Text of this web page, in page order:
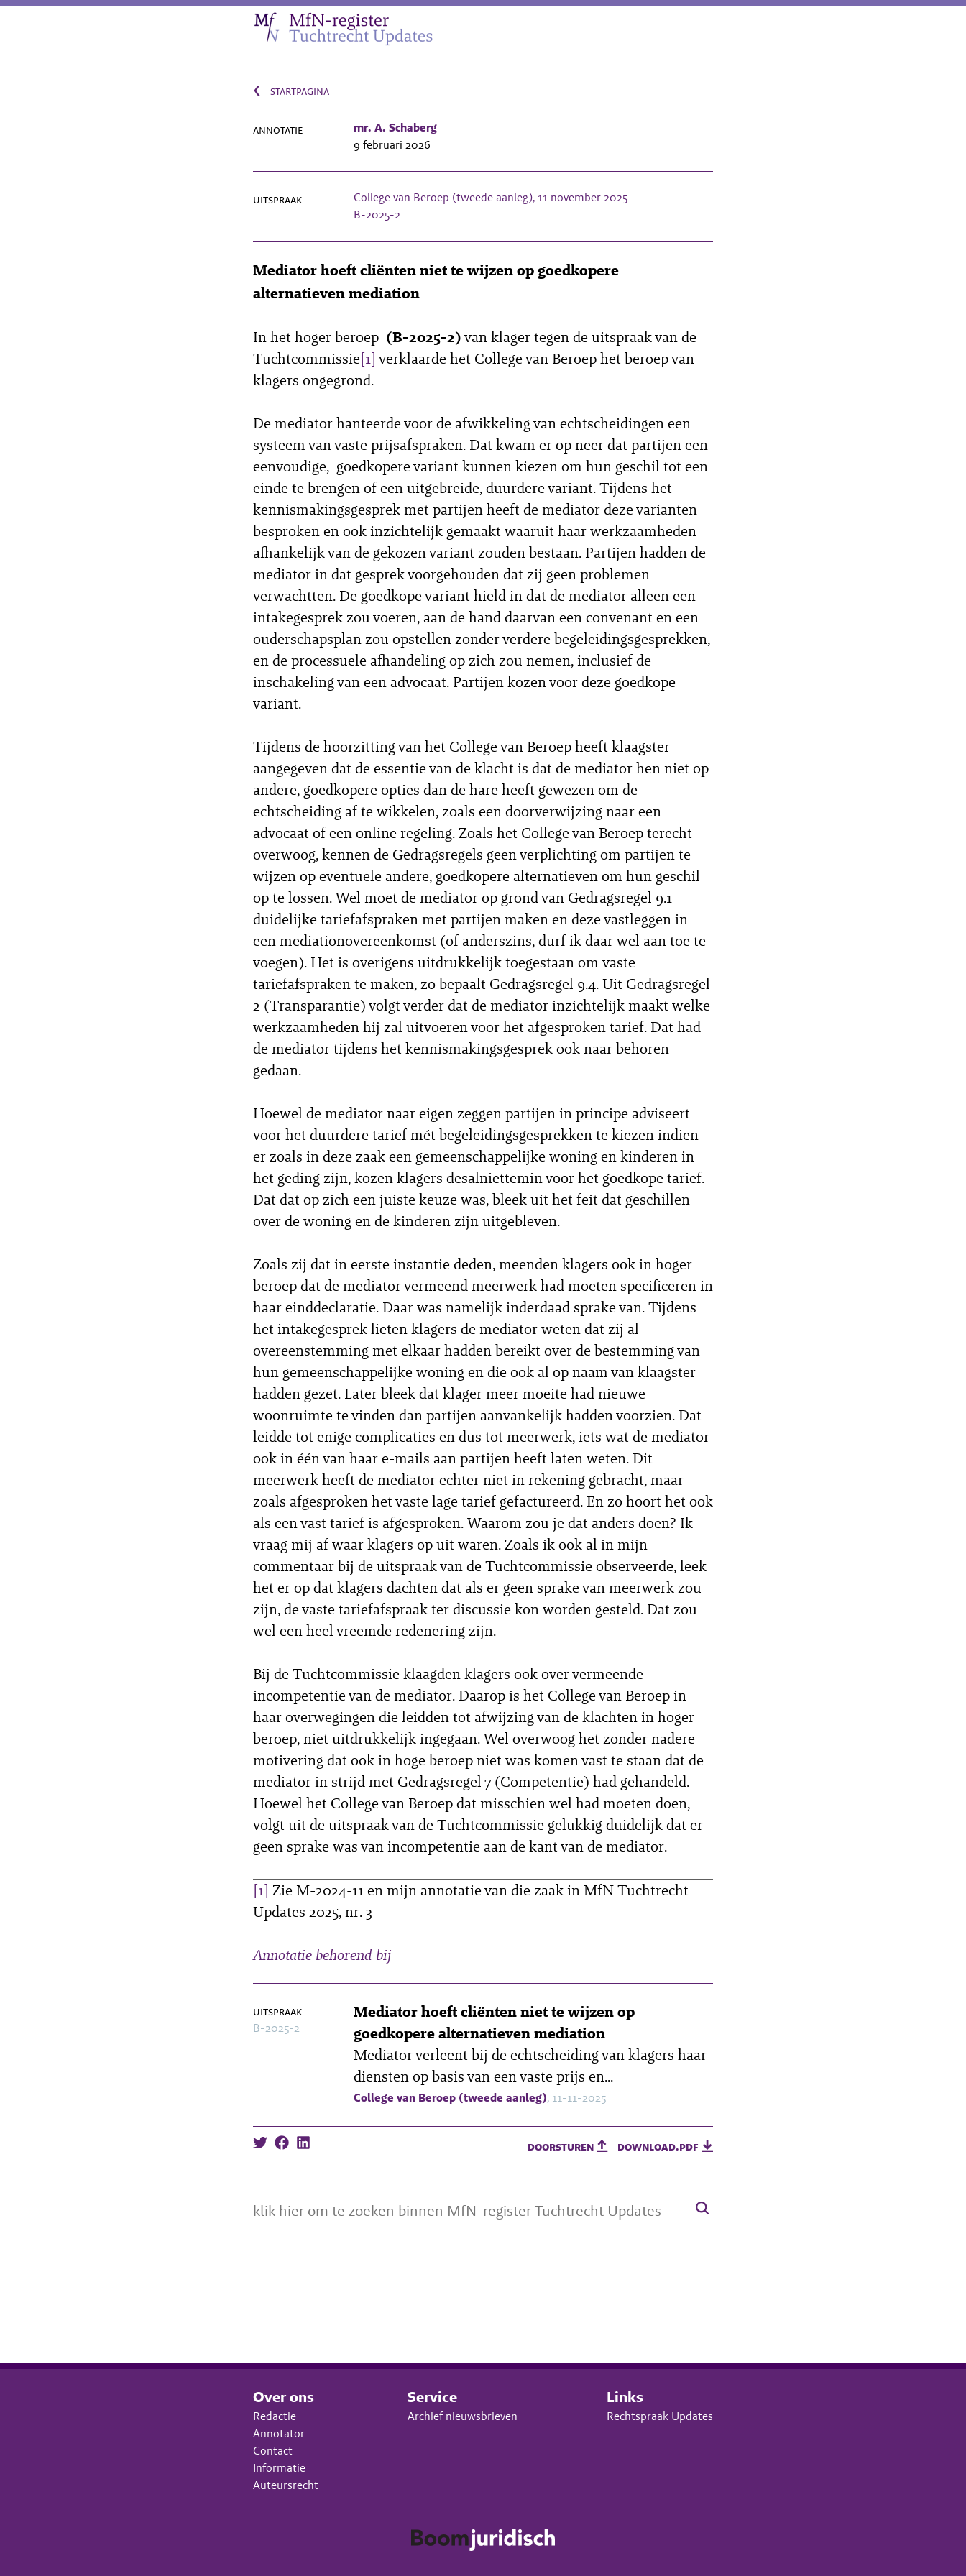
‹ startpagina
annotatie
mr. A. Schaberg
9 februari 2026
uitspraak
College van Beroep (tweede aanleg), 11 november 2025
B-2025-2
Mediator hoeft cliënten niet te wijzen op goedkopere
alternatieven mediation
In het hoger beroep (B-2025-2)van klager tegen de uitspraak van de
Tuchtcommissie[1] verklaarde het College van Beroep het beroep van
klagers ongegrond.
De mediator hanteerde voor de afwikkeling van echtscheidingen een
systeem van vaste prijsafspraken. Dat kwam er op neer dat partijen een
eenvoudige, goedkopere variant kunnen kiezen om hun geschil tot een
einde te brengen of een uitgebreide, duurdere variant. Tijdens het
kennismakingsgesprek met partijen heeft de mediator deze varianten
besproken en ook inzichtelijk gemaakt waaruit haar werkzaamheden
afhankelijk van de gekozen variant zouden bestaan. Partijen hadden de
mediator in dat gesprek voorgehouden dat zij geen problemen
verwachtten. De goedkope variant hield in dat de mediator alleen een
intakegesprek zou voeren, aan de hand daarvan een convenant en een
ouderschapsplan zou opstellen zonder verdere begeleidingsgesprekken,
en de processuele afhandeling op zich zou nemen, inclusief de
inschakeling van een advocaat. Partijen kozen voor deze goedkope
variant.
Tijdens de hoorzitting van het College van Beroep heeft klaagster
aangegeven dat de essentie van de klacht is dat de mediator hen niet op
andere, goedkopere opties dan de hare heeft gewezen om de
echtscheiding af te wikkelen, zoals een doorverwijzing naar een
advocaat of een online regeling. Zoals het College van Beroep terecht
overwoog, kennen de Gedragsregels geen verplichting om partijen te
wijzen op eventuele andere, goedkopere alternatieven om hun geschil
op te lossen. Wel moet de mediator op grond van Gedragsregel 9.1
duidelijke tariefafspraken met partijen maken en deze vastleggen in
een mediationovereenkomst (of anderszins, durf ik daar wel aan toe te
voegen). Het is overigens uitdrukkelijk toegestaan om vaste
tariefafspraken te maken, zo bepaalt Gedragsregel 9.4. Uit Gedragsregel
2 (Transparantie) volgt verder dat de mediator inzichtelijk maakt welke
werkzaamheden hij zal uitvoeren voor het afgesproken tarief. Dat had
de mediator tijdens het kennismakingsgesprek ook naar behoren
gedaan.
Hoewel de mediator naar eigen zeggen partijen in principe adviseert
voor het duurdere tarief mét begeleidingsgesprekken te kiezen indien
er zoals in deze zaak een gemeenschappelijke woning en kinderen in
het geding zijn, kozen klagers desalniettemin voor het goedkope tarief.
Dat dat op zich een juiste keuze was, bleek uit het feit dat geschillen
over de woning en de kinderen zijn uitgebleven.
Zoals zij dat in eerste instantie deden, meenden klagers ook in hoger
beroep dat de mediator vermeend meerwerk had moeten specificeren in
haar einddeclaratie. Daar was namelijk inderdaad sprake van. Tijdens
het intakegesprek lieten klagers de mediator weten dat zij al
overeenstemming met elkaar hadden bereikt over de bestemming van
hun gemeenschappelijke woning en die ook al op naam van klaagster
hadden gezet. Later bleek dat klager meer moeite had nieuwe
woonruimte te vinden dan partijen aanvankelijk hadden voorzien. Dat
leidde tot enige complicaties en dus tot meerwerk, iets wat de mediator
ook in één van haar e-mails aan partijen heeft laten weten. Dit
meerwerk heeft de mediator echter niet in rekening gebracht, maar
zoals afgesproken het vaste lage tarief gefactureerd. En zo hoort het ook
als een vast tarief is afgesproken. Waarom zou je dat anders doen? Ik
vraag mij af waar klagers op uit waren. Zoals ik ook al in mijn
commentaar bij de uitspraak van de Tuchtcommissie observeerde, leek
het er op dat klagers dachten dat als er geen sprake van meerwerk zou
zijn, de vaste tariefafspraak ter discussie kon worden gesteld. Dat zou
wel een heel vreemde redenering zijn.
Bij de Tuchtcommissie klaagden klagers ook over vermeende
incompetentie van de mediator. Daarop is het College van Beroep in
haar overwegingen die leidden tot afwijzing van de klachten in hoger
beroep, niet uitdrukkelijk ingegaan. Wel overwoog het zonder nadere
motivering dat ook in hoge beroep niet was komen vast te staan dat de
mediator in strijd met Gedragsregel 7 (Competentie) had gehandeld.
Hoewel het College van Beroep dat misschien wel had moeten doen,
volgt uit de uitspraak van de Tuchtcommissie gelukkig duidelijk dat er
geen sprake was van incompetentie aan de kant van de mediator.
[1] Zie M-2024-11 en mijn annotatie van die zaak in MfN Tuchtrecht
Updates 2025, nr. 3
Annotatie behorend bij
uitspraak
B-2025-2
Mediator hoeft cliënten niet te wijzen op
goedkopere alternatieven mediation
Mediator verleent bij de echtscheiding van klagers haar
diensten op basis van een vaste prijs en...
College van Beroep (tweede aanleg), 11-11-2025
doorsturen download.pdf
Over ons
Redactie
Annotator
Contact
Informatie
Auteursrecht
Service
Archief nieuwsbrieven
Links
Rechtspraak Updates